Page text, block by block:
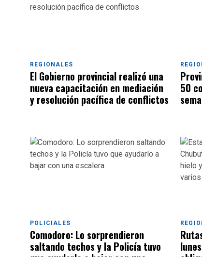
REGIONALES
El Gobierno provincial realizó una
nueva capacitación en mediación
y resolución pacífica de conflictos
50
POLICIALES
Comodoro: Lo sorprendieron
saltando techos y la Policía tuvo